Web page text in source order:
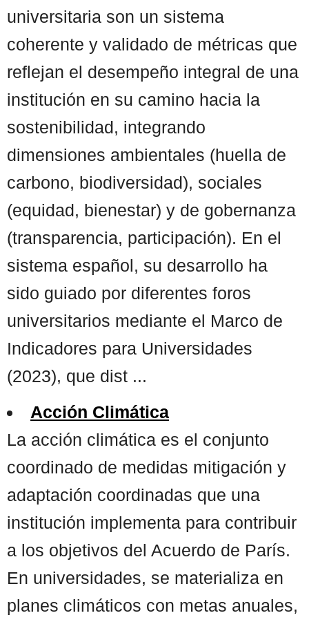
universitaria son un sistema
coherente y validado de métricas que
reflejan el desempeño integral de una
institución en su camino hacia la
sostenibilidad, integrando
dimensiones ambientales (huella de
carbono, biodiversidad), sociales
(equidad, bienestar) y de gobernanza
(transparencia, participación). En el
sistema español, su desarrollo ha
sido guiado por diferentes foros
universitarios mediante el Marco de
Indicadores para Universidades
(2023), que dist ...
Acción Climática
La acción climática es el conjunto
coordinado de medidas mitigación y
adaptación coordinadas que una
institución implementa para contribuir
a los objetivos del Acuerdo de París.
En universidades, se materializa en
planes climáticos con metas anuales,